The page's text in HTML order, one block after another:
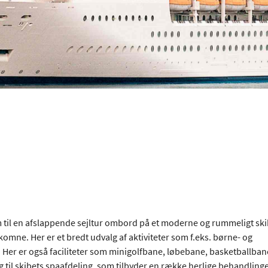
til en afslappende sejltur ombord på et moderne og rummeligt
Her er et bredt udvalg af aktiviteter som f.eks. børne- og
er også faciliteter som minigolfbane, løbebane,
skibets spaafdeling, som tilbyder en række herlige